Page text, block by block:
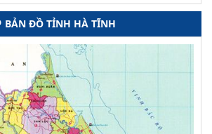
BẢN ĐỒ TỈNH HÀ TĨNH